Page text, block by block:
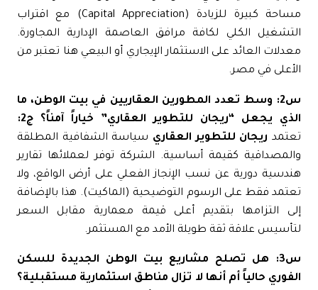
مساحة كبيرة للزيادة (Capital Appreciation) مع اقتراب
الكلي لكافة مرافق العاصمة الإدارية المجاورة.
العائد على الاستثمار الإيجاري أو البيعي هنا تعتبر من
في مصر.
س2: وسط تعدد المطورين العقاريين في بيت الوطن، ما
يجعل “ريجان للتطوير العقاري” خياراً آمناً؟
ج2:
ريجان للتطوير العقاريسياسة الشفافية المطلقة
كقيمة أساسية. الشركة توفر لعملائها تقارير
دورية عن نسب الإنجاز الفعلي على أرض الواقع، ولا
فقط على الرسوم التوضيحية (الماكيت). هذا بالإضافة
التزامها بتقديم أعلى قيمة معمارية مقابل السعر
علاقة ثقة طويلة الأمد مع المستثمر.
س3: هل تصلح مشاريع بيت الوطن الجديدة للسكن
حالياً أم أنها لا تزال مناطق استثمارية مستقبلية؟